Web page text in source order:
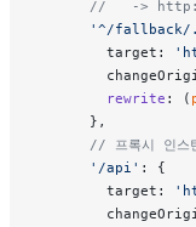
//   ->
'^/fallback/
        target:
        rewrite
: (
      },
// 프록시 인스
      '/api'
: {
        target: